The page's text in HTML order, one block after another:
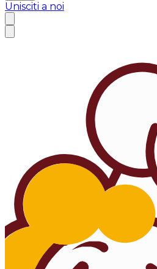
Unisciti a noi